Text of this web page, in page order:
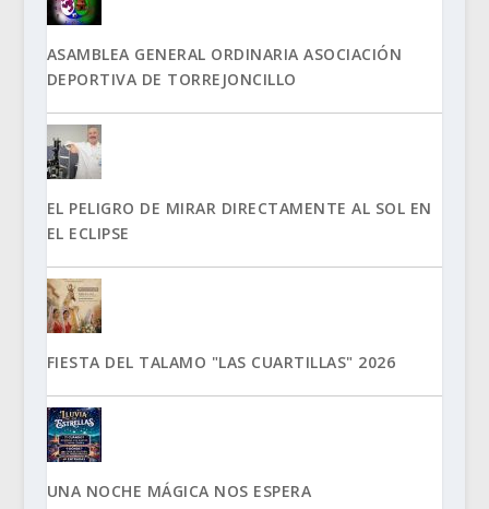
ASAMBLEA GENERAL ORDINARIA ASOCIACIÓN
DEPORTIVA DE TORREJONCILLO
EL PELIGRO DE MIRAR DIRECTAMENTE AL SOL EN
EL ECLIPSE
FIESTA DEL TALAMO "LAS CUARTILLAS" 2026
UNA NOCHE MÁGICA NOS ESPERA